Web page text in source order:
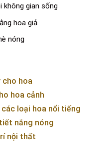
không gian sống
hoa giả
nóng
cho hoa
hoa cảnh
loại hoa nổi tiếng
nắng nóng
nội thất